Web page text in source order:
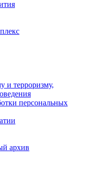
и терроризму,
персональных
архив